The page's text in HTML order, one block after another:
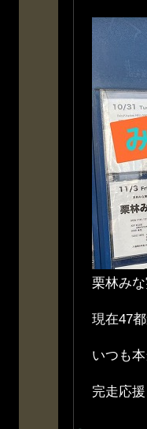
栗林み
現在47
いつも
完走応